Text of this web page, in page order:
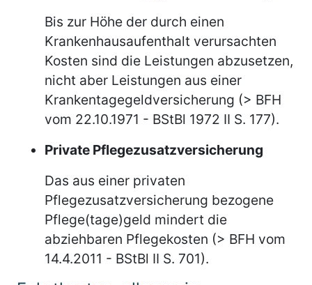
Bis zur Höhe der durch einen
Krankenhausaufenthalt verursachten
Kosten sind die Leistungen abzusetzen,
nicht aber Leistungen aus einer
Krankentagegeldversicherung (> BFH
vom 22.10.1971 - BStBl 1972 II S. 177).
Private Pflegezusatzversicherung
Das aus einer privaten
Pflegezusatzversicherung bezogene
Pflege(tage)geld mindert die
abziehbaren Pflegekosten (> BFH vom
14.4.2011 - BStBl II S. 701).